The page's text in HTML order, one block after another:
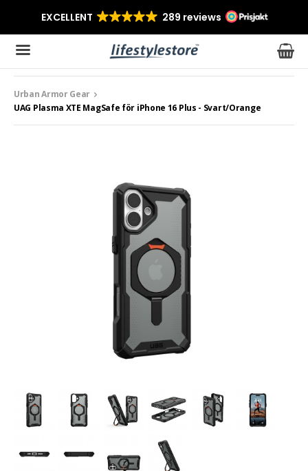
Produkten har blivit tillagd i varukorgen
Urban Armor Gear
UAG Plasma XTE MagSafe för iPhone 16 Plus - Svart/Orange